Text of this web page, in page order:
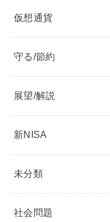
仮想通貨
守る/節約
展望/解説
新NISA
未分類
社会問題